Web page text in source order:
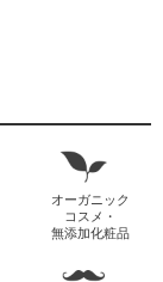
オーガニック
コスメ・
無添加化粧品